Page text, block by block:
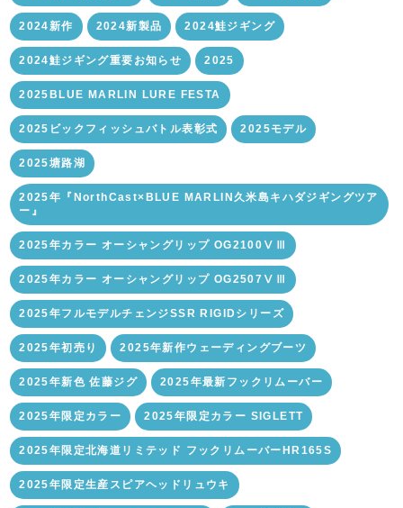
2024新作 2024新製品 2024鮭ジギング
2024鮭ジギング重要お知らせ 2025
2025BLUE MARLIN LURE FESTA
2025ビックフィッシュバトル表彰式 2025モデル
2025塘路湖
2025年『NorthCast×BLUE MARLIN久米島キハダジギングツア
ー』
2025年カラー オーシャングリップ OG2100ⅤⅢ
2025年カラー オーシャングリップ OG2507ⅤⅢ
2025年フルモデルチェンジSSR RIGIDシリーズ
2025年初売り 2025年新作ウェーディングブーツ
2025年新色 佐藤ジグ 2025年最新フックリムーバー
2025年限定カラー 2025年限定カラー SIGLETT
2025年限定北海道リミテッド フックリムーバーHR165S
2025年限定生産スピアヘッドリュウキ